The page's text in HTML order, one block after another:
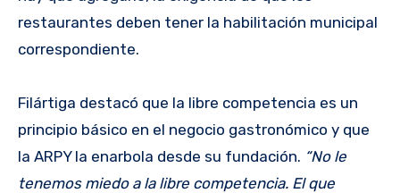
restaurantes deben tener la habilitación municipal
correspondiente.
Filártiga destacó que la libre competencia es un
principio básico en el negocio gastronómico y que
la ARPY la enarbola desde su fundación. “No le
tenemos miedo a la libre competencia. El que